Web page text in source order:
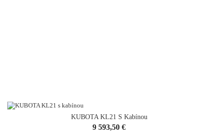
KUBOTA KL21 S Kabínou
Cena
9 593,50 €